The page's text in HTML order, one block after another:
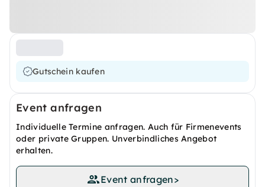
Gutschein kaufen
Event anfragen
Individuelle Termine anfragen. Auch für Firmenevents
oder private Gruppen. Unverbindliches Angebot
erhalten.
Event anfragen>